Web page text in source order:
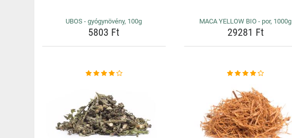
UBOS - gyógynövény, 100g
5803 Ft
MACA YELLOW BIO - por, 1000g
29281 Ft